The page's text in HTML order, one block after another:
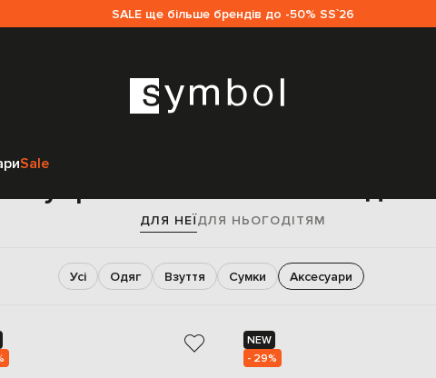
SALE ще більше брендів до -50% SS`26
Sale
ДЛЯ НЕЇДЛЯ НЬОГОДІТЯМ
Усі Одяг Взуття Сумки Аксесуари
NEW
- 29%